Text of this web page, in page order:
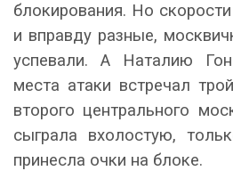
блокирования. Но
и вправду разные,
успевали. А Наталию
места атаки встречал
второго центрального
сыграла вхолостую,
принесла очки на блоке.